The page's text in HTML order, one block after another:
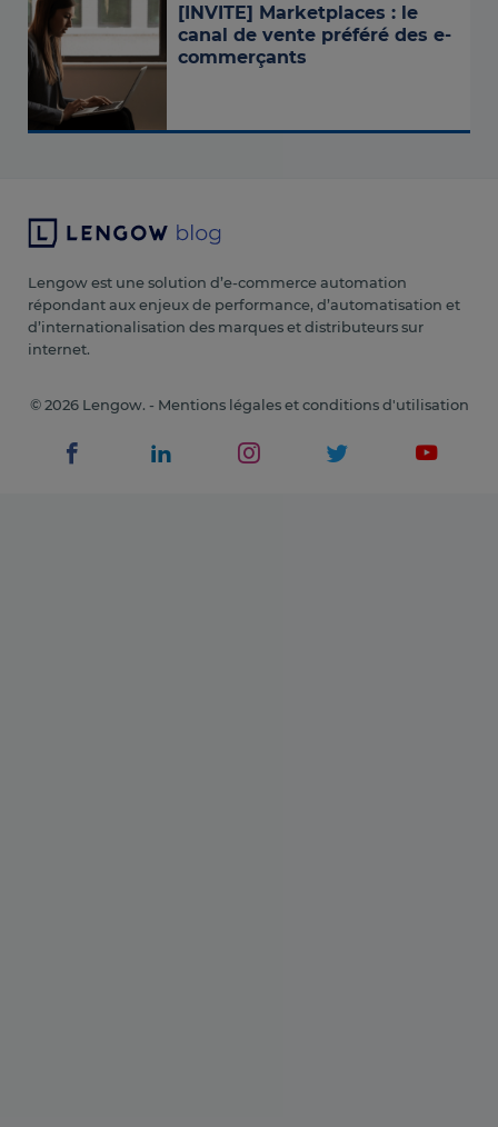
[INVITE] Marketplaces : le
canal de vente préféré des e-
commerçants
Lengow est une solution d’e-commerce automation
répondant aux enjeux de performance, d’automatisation et
d’internationalisation des marques et distributeurs sur
internet.
© 2026 Lengow. - Mentions légales et conditions d'utilisation